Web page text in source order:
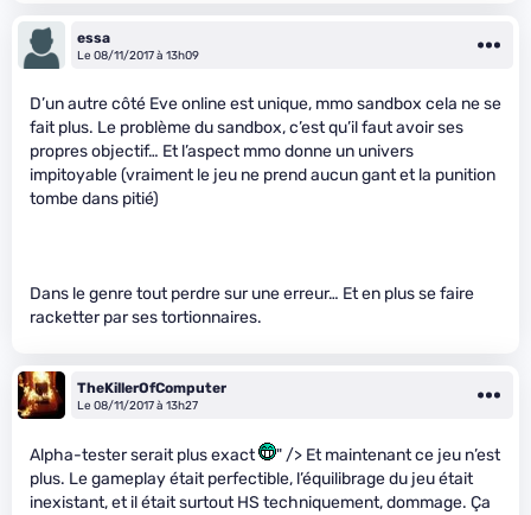
essa
Le 08/11/2017 à 13h09
D’un autre côté Eve online est unique, mmo sandbox cela ne se
fait plus. Le problème du sandbox, c’est qu’il faut avoir ses
propres objectif… Et l’aspect mmo donne un univers
impitoyable (vraiment le jeu ne prend aucun gant et la punition
tombe dans pitié)
Dans le genre tout perdre sur une erreur… Et en plus se faire
racketter par ses tortionnaires.
TheKillerOfComputer
Le 08/11/2017 à 13h27
Alpha-tester serait plus exact
" /> Et maintenant ce jeu n’est
plus. Le gameplay était perfectible, l’équilibrage du jeu était
inexistant, et il était surtout HS techniquement, dommage. Ça